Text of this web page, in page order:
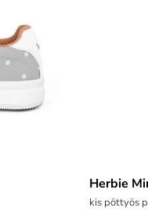
Herbie
kis pöttyös